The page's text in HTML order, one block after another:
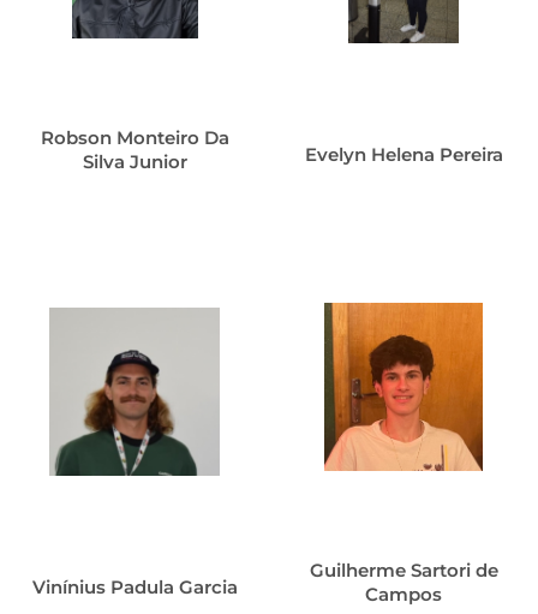
Robson Monteiro Da
Silva Junior
Evelyn Helena Pereira
Vinínius Padula Garcia
Guilherme Sartori de
Campos